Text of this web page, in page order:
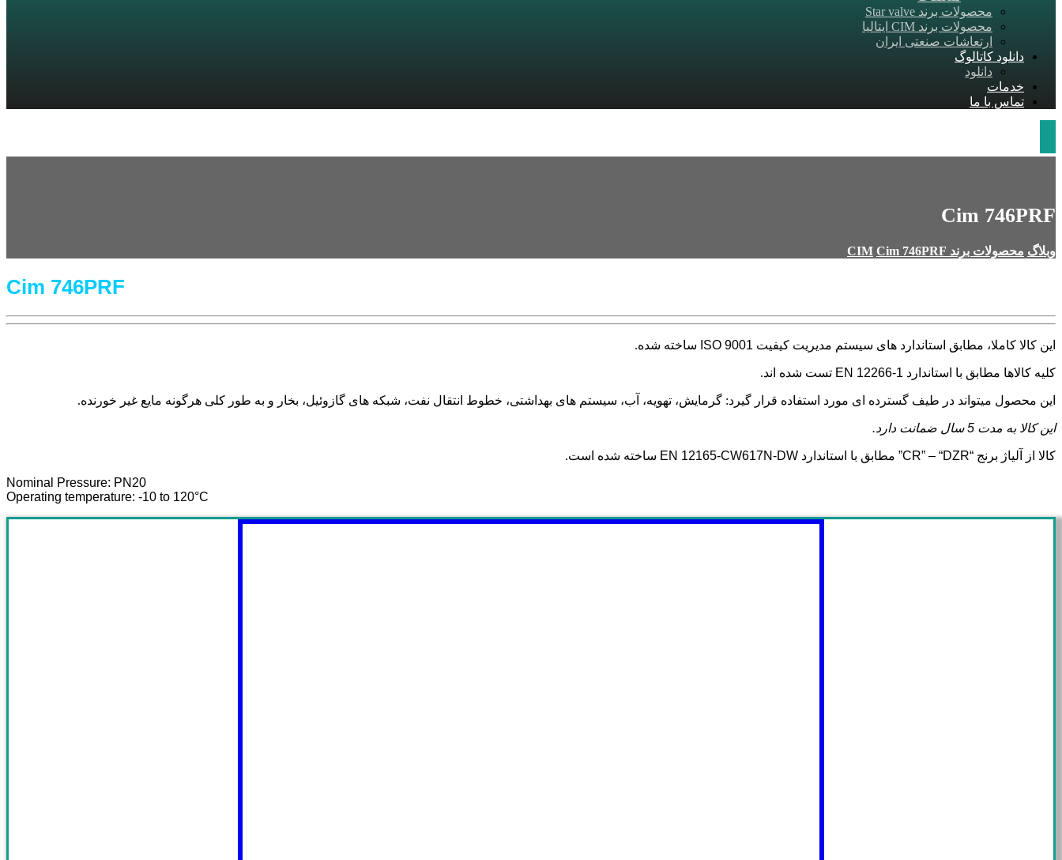
محصولات برند Star valve
محصولات برند CIM ایتالیا
ارتعاشات صنعتی ایران
دانلود کاتالوگ
دانلود
خدمات
تماس با ما
Cim 746PRF
وبلاگ محصولات برند CIM Cim 746PRF
Cim 746PRF
این کالا کاملا، مطابق استاندارد های سیستم مدیریت کیفیت ISO 9001 ساخته شده.
کلیه کالاها مطابق با استاندارد EN 12266-1 تست شده اند.
این محصول میتواند در طیف گسترده ای مورد استفاده قرار گیرد: گرمایش، تهویه، آب، سیستم های بهداشتی، خطوط انتقال نفت، شبکه های گازوئیل، بخار و به طور کلی هرگونه مایع غیر خورنده.
این کالا به مدت 5سال ضمانت دارد.
کالا از آلیاژ برنج “CR” – “DZR” مطابق با استاندارد EN 12165-CW617N-DW ساخته شده است.
Nominal Pressure: PN20
Operating temperature: -10 to 120°C